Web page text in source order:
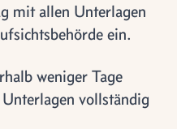
mit allen Unterlagen
ein.
weniger Tage
vollständig